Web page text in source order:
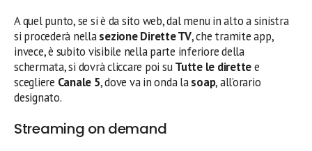
A quel punto, se si è da sito web, dal menu in alto a sinistra
si procederà nellasezione Dirette TV, che tramite app,
invece, è subito visibile nella parte inferiore della
schermata, si dovrà cliccare poi suTutte le direttee
scegliere Canale 5, dove va in onda lasoap, all’orario
designato.
Streaming on demand